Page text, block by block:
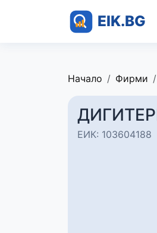
Начало Фирми
ЕИК: 103604188